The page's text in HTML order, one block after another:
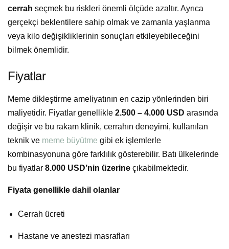
cerrah seçmek bu riskleri önemli ölçüde azaltır. Ayrıca
gerçekçi beklentilere sahip olmak ve zamanla yaşlanma
veya kilo değişikliklerinin sonuçları etkileyebileceğini
bilmek önemlidir.
Fiyatlar
Meme dikleştirme ameliyatının en cazip yönlerinden biri
maliyetidir. Fiyatlar genellikle 2.500 – 4.000 USD arasında
değişir ve bu rakam klinik, cerrahın deneyimi, kullanılan
teknik ve meme büyütme gibi ek işlemlerle
kombinasyonuna göre farklılık gösterebilir. Batı ülkelerinde
bu fiyatlar 8.000 USD’nin üzerine çıkabilmektedir.
Fiyata genellikle dahil olanlar
Cerrah ücreti
Hastane ve anestezi masrafları